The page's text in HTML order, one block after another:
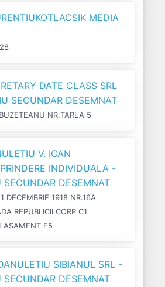
MEDIA
DATE CLASS SRL
SECUNDAR DESEMNAT
NR.TARLA 5
V. IOAN
INDIVIDUALA -
SECUNDAR DESEMNAT
DECEMBRIE 1918 NR.16A
REPUBLICII CORP C1
F5
SIBIANUL SRL -
SECUNDAR DESEMNAT